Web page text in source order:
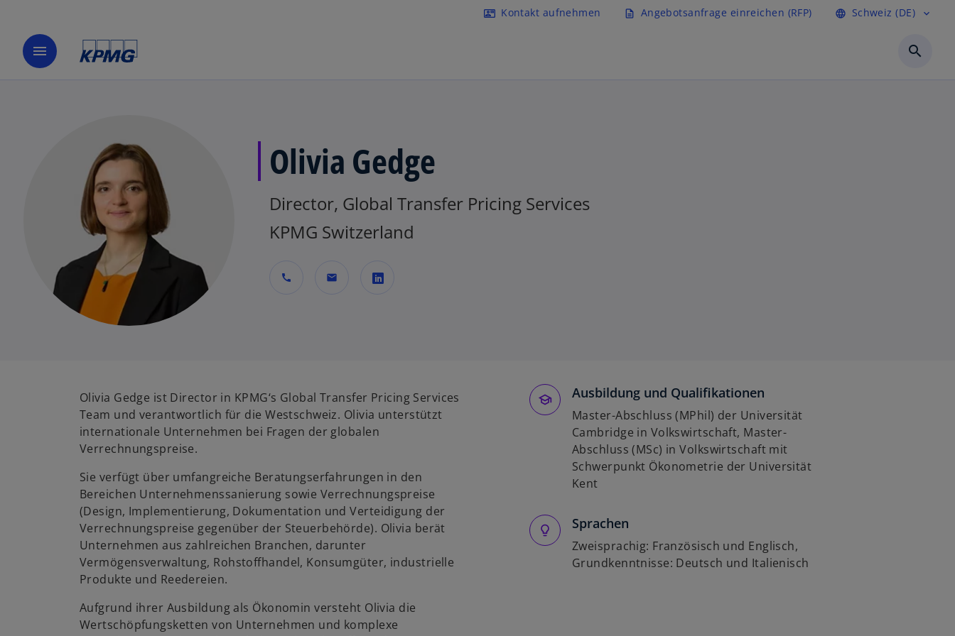
Navigation überspringen
contact_mail Kontakt aufnehmen description Angebotsanfrage einreichen (RFP) language Schweiz (DE) expand_more
menu search
Olivia Gedge
Director, Global Transfer Pricing Services
KPMG Switzerland
call mail
n
e
i
r
n
e
u
e
n
g
i
Olivia Gedge ist Director in KPMG‘s Global Transfer Pricing Services
Team und verantwortlich für die Westschweiz. Olivia unterstützt
internationale Unternehmen bei Fragen der globalen
Verrechnungspreise.
Sie verfügt über umfangreiche Beratungserfahrungen in den
Bereichen Unternehmenssanierung sowie Verrechnungspreise
(Design, Implementierung, Dokumentation und Verteidigung der
Verrechnungspreise gegenüber der Steuerbehörde). Olivia berät
Unternehmen aus zahlreichen Branchen, darunter
Vermögensverwaltung, Rohstoffhandel, Konsumgüter, industrielle
Produkte und Reedereien.
Aufgrund ihrer Ausbildung als Ökonomin versteht Olivia die
Wertschöpfungsketten von Unternehmen und komplexe
Ausbildung und Qualifikationen
Master-Abschluss (MPhil) der Universität
Cambridge in Volkswirtschaft, Master-
Abschluss (MSc) in Volkswirtschaft mit
Schwerpunkt Ökonometrie der Universität
Kent
Sprachen
Zweisprachig: Französisch und Englisch,
Grundkenntnisse: Deutsch und Italienisch